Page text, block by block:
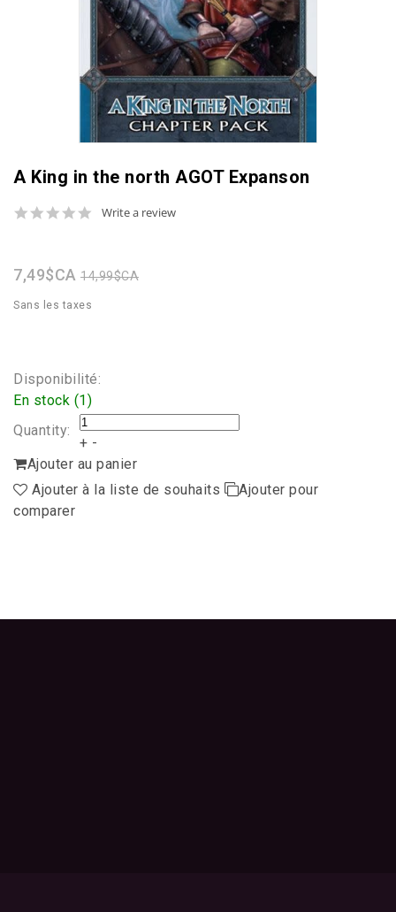
A King in the north AGOT Expanson
0.0
Write a review
7,49$CA 14,99$CA
Sans les taxes
Disponibilité:
En stock (1)
Quantity:
+ -
Ajouter au panier
Ajouter à la liste de souhaits
Ajouter pour
comparer